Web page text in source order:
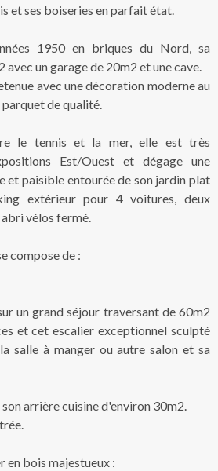
et ses boiseries en parfait état.
1950 en briques du Nord, sa
un garage de 20m2 et une cave.
avec une décoration moderne au
de qualité.
le tennis et la mer, elle est très
Est/Ouest et dégage une
et paisible entourée de son jardin plat
extérieur pour 4 voitures, deux
vélos fermé.
compose de :
un grand séjour traversant de 60m2
et cet escalier exceptionnel sculpté
salle à manger ou autre salon et sa
arrière cuisine d'environ 30m2.
en bois majestueux :